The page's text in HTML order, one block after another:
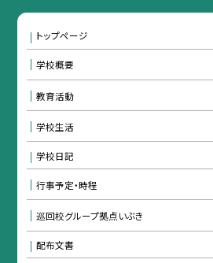
トップページ
学校概要
教育活動
学校生活
学校日記
行事予定・時程
巡回校グループ拠点いぶき
配布文書